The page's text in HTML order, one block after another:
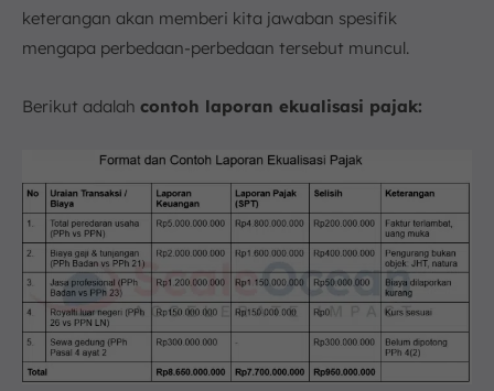
keterangan akan memberi kita jawaban spesifik
mengapa perbedaan-perbedaan tersebut muncul.
Berikut adalah contoh laporan ekualisasi pajak: